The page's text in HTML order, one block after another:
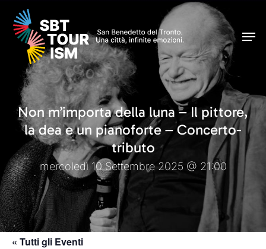
Skip
main
content
Non m’importa della luna – Il pittore,
la dea e un pianoforte – Concerto-
tributo
mercoledì 10 Settembre 2025 @ 21:00
« Tutti gli Eventi